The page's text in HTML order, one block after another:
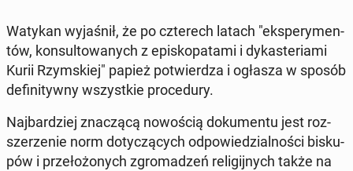
Watykan wy­ja­śnił, że po czte­rech latach "eks­pe­ry­men­
tów, kon­sul­to­wa­nych z epi­sko­pa­ta­mi i dy­ka­ste­ria­mi
Kurii Rzym­skiej" papież po­twier­dza i ogłasza w sposób
de­fi­ni­tyw­ny wszyst­kie pro­ce­du­ry.
Naj­bar­dziej zna­czą­cą no­wo­ścią do­ku­men­tu jest roz­
sze­rze­nie norm do­ty­czą­cych od­po­wie­dzial­no­ści bi­sku­
pów i prze­ło­żo­nych zgro­ma­dzeń re­li­gij­nych także na